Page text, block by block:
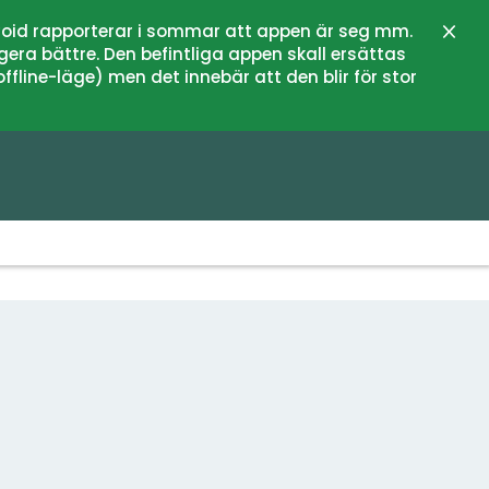
rapporterar i sommar att appen är seg mm.
bättre. Den befintliga appen skall ersättas
läge) men det innebär att den blir för stor